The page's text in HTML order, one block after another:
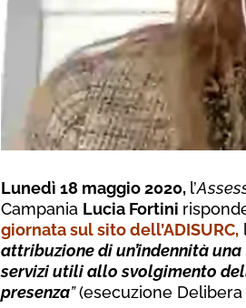
Lunedì 18 maggio 2020, l’
Campania Lucia Fortini
giornata sul sito dell’ADISURC,
attribuzione di un’indennità
servizi utili allo svolgimento
presenza”(esecuzione Delibera